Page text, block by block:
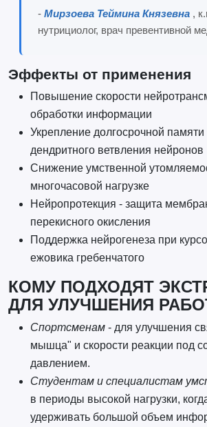
- Мирзоева Теймина Князевна ,
нутрициолог, врач превентивной
Эффекты от применения
Повышение скорости
обработки информации
Укрепление долгосрочной памяти
дендритного ветвления нейронов
Снижение умственной
многочасовой нагрузке
Нейропротекция - защита
перекисного окисления
Поддержка нейрогенеза при
ежовика гребенчатого
КОМУ ПОДХОДЯТ
ДЛЯ УЛУЧШЕНИЯ
Спортсменам- для улучшения
мышца" и скорости реакции под
давлением.
Студентам и специалистам
в периоды высокой нагрузки,
удерживать большой объем